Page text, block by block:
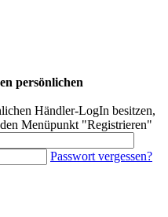
persönlichen
Händler-LogIn besitzen,
Menüpunkt "Registrieren"
Passwort vergessen?